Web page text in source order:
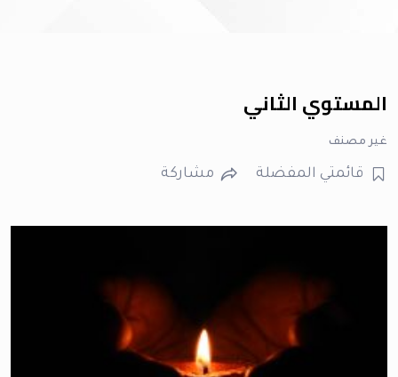
المستوي الثاني
غير مصنف
قائمتي المفضلة مشاركة